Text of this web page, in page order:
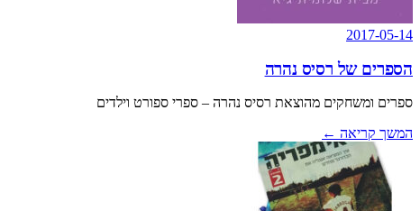
2017-05-14
הספרים של רסיס נהרה
ספרים ומשחקים מהוצאת רסיס נהרה – ספרי ספורט וילדים
המשך קריאה ←